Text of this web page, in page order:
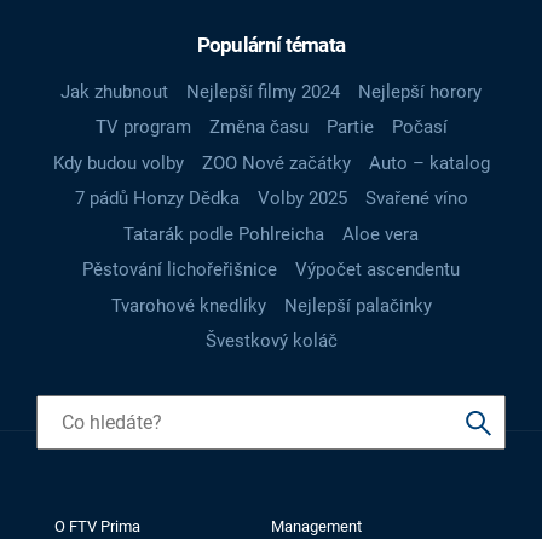
Populární témata
Jak zhubnout Nejlepší filmy 2024
Nejlepší horory
TV program
Změna času Partie
Počasí
Kdy budou volby
ZOO Nové začátky
Auto – katalog
7 pádů Honzy Dědka
Volby 2025
Svařené víno
Tatarák podle Pohlreicha
Aloe vera
Pěstování lichořeřišnice
Výpočet ascendentu
Tvarohové knedlíky
Nejlepší palačinky
Švestkový koláč
O FTV Prima
Management